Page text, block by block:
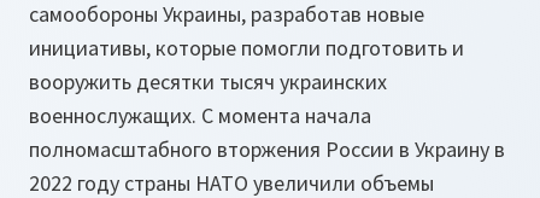
самообороны Украины, разработав новые
инициативы, которые помогли подготовить и
вооружить десятки тысяч украинских
военнослужащих. С момента начала
полномасштабного вторжения России в Украину в
2022 году страны НАТО увеличили объемы